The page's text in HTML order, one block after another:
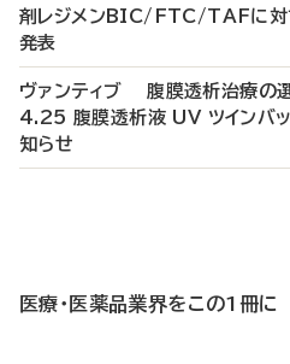
剤レジメンBIC/FTC/TAFに対
発表
ヴァンティブ 腹膜透析治療の
4.25 腹膜透析液 UV ツインバ
知らせ
医療・医薬品業界をこの1冊に